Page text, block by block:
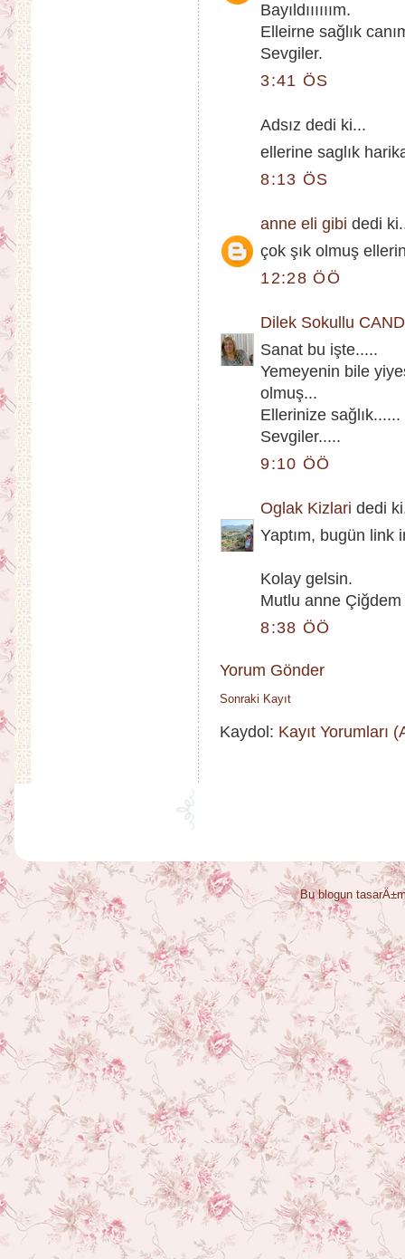
Bayıldıııııım.
Elleirne sağlık
Sevgiler.
3:41 ÖS
Adsız dedi ki...
ellerine saglık
8:13 ÖS
anne eli gibi dedi
çok şık olmuş
12:28 ÖÖ
Dilek Sokullu
Sanat bu işte.....
Yemeyenin bile
olmuş...
Ellerinize sağlık......
Sevgiler.....
9:10 ÖÖ
Oglak Kizlari dedi
Yaptım, bugün link
Kolay gelsin.
Mutlu anne Çiğdem
8:38 ÖÖ
Yorum Gönder
Sonraki Kayıt
Kaydol: Kayıt Yorumları
Bu blogun